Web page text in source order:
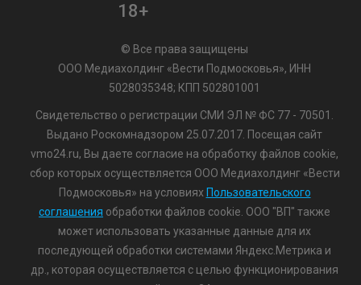
18+
© Все права защищены
ООО Медиахолдинг «Вести Подмосковья», ИНН
5028035348; КПП 502801001
Свидетельство о регистрации СМИ ЭЛ № ФС 77 - 70501.
Выдано Роскомнадзором 25.07.2017. Посещая сайт
vmo24.ru, Вы даете согласие на обработку файлов cookie,
сбор которых осуществляется ООО Медиахолдинг «Вести
Подмосковья» на условиях Пользовательского
соглашения обработки файлов cookie. ООО "ВП" также
может использовать указанные данные для их
последующей обработки системами Яндекс.Метрика и
др., которая осуществляется с целью функционирования